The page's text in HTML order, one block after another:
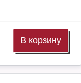
В корзину